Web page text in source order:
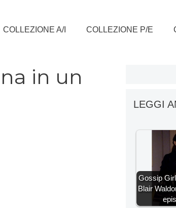
COLLEZIONE A/I COLLEZIONE P/E
in un
LEGGI
Gossip
Blair